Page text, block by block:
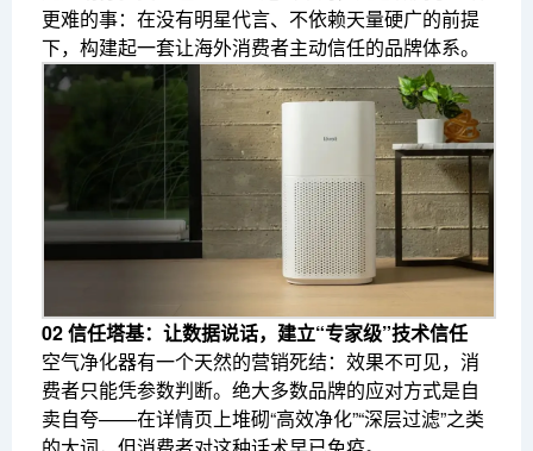
更难的事：在没有明星代言、不依赖天量硬广的前提
下，构建起一套让海外消费者主动信任的品牌体系。
02 信任塔基：让数据说话，建立“专家级”技术信任
空气净化器有一个天然的营销死结：效果不可见，消
费者只能凭参数判断。绝大多数品牌的应对方式是自
卖自夸——在详情页上堆砌“高效净化”“深层过滤”之类